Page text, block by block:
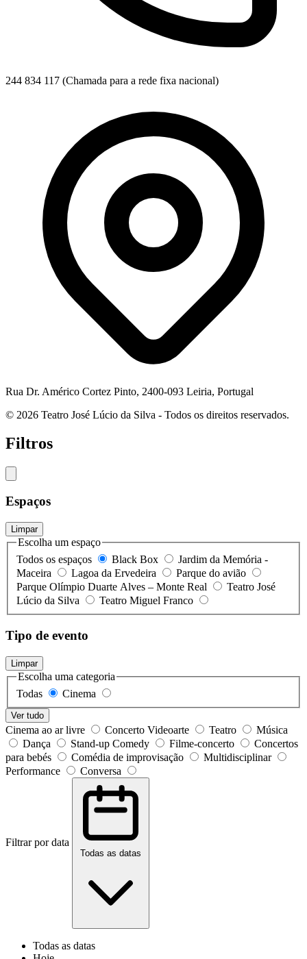
244 834 117 (Chamada para a rede fixa nacional)
Rua Dr. Américo Cortez Pinto, 2400-093 Leiria, Portugal
© 2026 Teatro José Lúcio da Silva - Todos os direitos reservados.
Filtros
Espaços
Limpar
Escolha um espaço
Todos os espaços
Black Box
Jardim da Memória -
Maceira
Lagoa da Ervedeira
Parque do avião
Parque Olímpio Duarte Alves – Monte Real
Teatro José
Lúcio da Silva
Teatro Miguel Franco
Tipo de evento
Limpar
Escolha uma categoria
Todas
Cinema
Ver tudo
Cinema ao ar livre Concerto Videoarte Teatro
Música
Dança
Stand-up Comedy Filme-concerto
Concertos
para bebés
Comédia de improvisação
Multidisciplinar
Performance
Conversa
Filtrar por data
Todas as datas
Todas as datas